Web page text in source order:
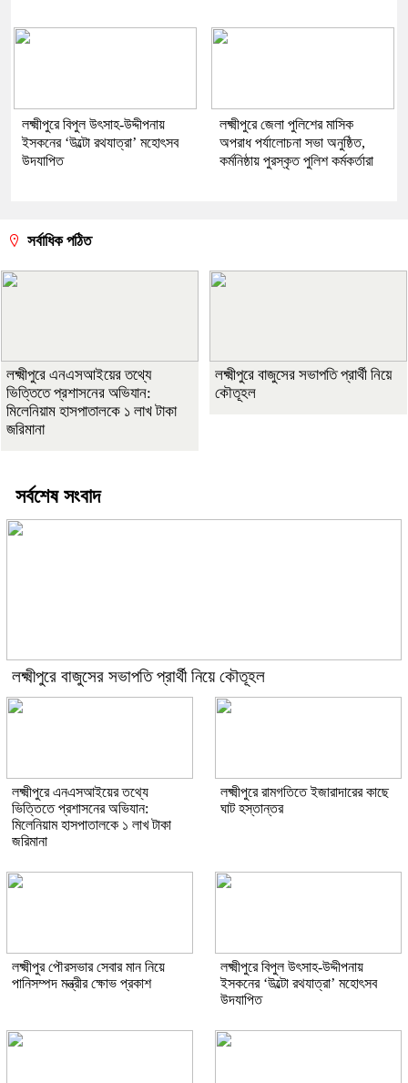
লক্ষ্মীপুরে বিপুল উৎসাহ-উদ্দীপনায়
ইসকনের ‘উল্টো রথযাত্রা’ মহোৎসব
উদযাপিত
লক্ষ্মীপুরে জেলা পুলিশের মাসিক
অপরাধ পর্যালোচনা সভা অনুষ্ঠিত,
কর্মনিষ্ঠায় পুরস্কৃত পুলিশ কর্মকর্তারা
সর্বাধিক পঠিত
লক্ষ্মীপুরে এনএসআইয়ের তথ্যে
ভিত্তিতে প্রশাসনের অভিযান:
মিলেনিয়াম হাসপাতালকে ১ লাখ টাকা
জরিমানা
লক্ষ্মীপুরে বাজুসের সভাপতি প্রার্থী নিয়ে
কৌতূহল
সর্বশেষ সংবাদ
লক্ষ্মীপুরে বাজুসের সভাপতি প্রার্থী নিয়ে কৌতূহল
লক্ষ্মীপুরে এনএসআইয়ের তথ্যে
ভিত্তিতে প্রশাসনের অভিযান:
মিলেনিয়াম হাসপাতালকে ১ লাখ টাকা
জরিমানা
লক্ষ্মীপুরে রামগতিতে ইজারাদারের কাছে
ঘাট হস্তান্তর
লক্ষ্মীপুর পৌরসভার সেবার মান নিয়ে
পানিসম্পদ মন্ত্রীর ক্ষোভ প্রকাশ
লক্ষ্মীপুরে বিপুল উৎসাহ-উদ্দীপনায়
ইসকনের ‘উল্টো রথযাত্রা’ মহোৎসব
উদযাপিত